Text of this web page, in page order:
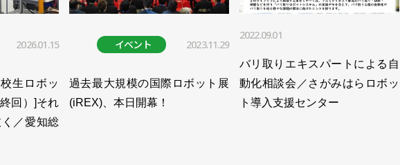
が過去最高を更新／日本ロボット工業会
兆円超え、生産額も過去最高／日本ロボット工業会 2021年統計
セミナーを６月中旬に開催／日本ロボット工業会
・生産額は過去最高に／日本ロボット工業会
2026.01.15
生ロボッ
回）]それ
／愛知総
イベント 2023.11.29
過去最大規模の国際ロボット展
(iREX)、本日開幕！
2022.09.01
バリ取りエキスパートによる自
動化相談会／さがみはらロボッ
ト導入支援センター